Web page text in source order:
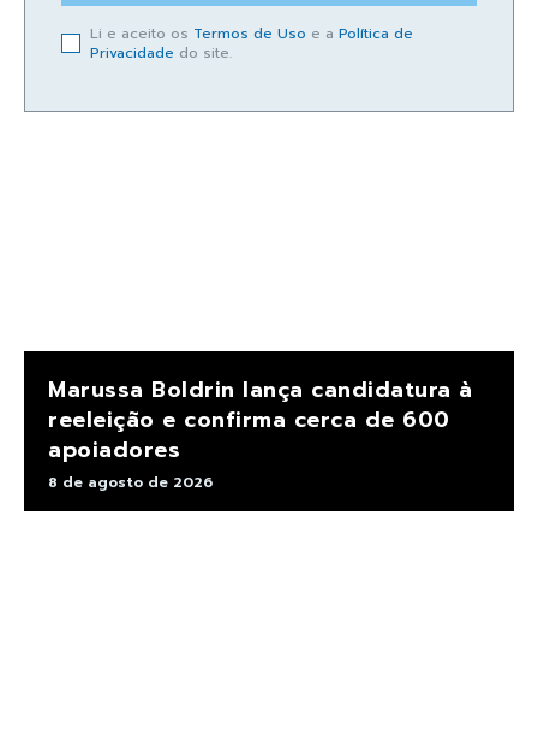
Li e aceito os Termos de Uso e a Política de
Privacidade do site.
Marussa Boldrin lança candidatura à
reeleição e confirma cerca de 600
apoiadores
8 de agosto de 2026